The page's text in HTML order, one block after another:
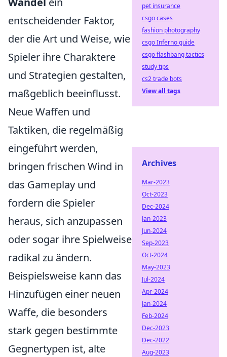
entscheidender Faktor,
der die Art und Weise, wie
Spieler ihre Charaktere
und Strategien gestalten,
maßgeblich beeinflusst.
Neue Waffen und
Taktiken, die regelmäßig
eingeführt werden,
bringen frischen Wind in
das Gameplay und
fordern die Spieler
heraus, sich anzupassen
oder sogar ihre Spielweise
radikal zu ändern.
Beispielsweise kann das
Hinzufügen einer neuen
Waffe, die besonders
stark gegen bestimmte
Gegnertypen ist, alte
pet insurance
csgo cases
fashion photography
csgo Inferno guide
csgo flashbang tactics
study tips
cs2 trade bots
View all tags
Archives
Mar-2023
Oct-2023
Dec-2024
Jan-2023
Jun-2024
Sep-2023
Oct-2024
May-2023
Jul-2024
Apr-2024
Jan-2024
Feb-2024
Dec-2023
Dec-2022
Aug-2023